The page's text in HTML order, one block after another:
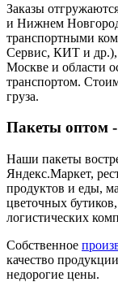
Заказы
и Нижнем
транспортными
Сервис, КИТ и др.),
Москве и области
транспортом.
груза.
Пакеты оптом -
Наши пакеты
Яндекс.Маркет,
продуктов и еды,
цветочных
логистических
Собственное
качество
недорогие цены.